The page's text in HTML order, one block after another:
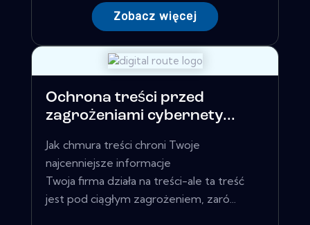
Zobacz więcej
Ochrona treści przed
zagrożeniami cybernety...
Jak chmura treści chroni Twoje
najcenniejsze informacje
Twoja firma działa na treści-ale ta treść
jest pod ciągłym zagrożeniem, zaró...